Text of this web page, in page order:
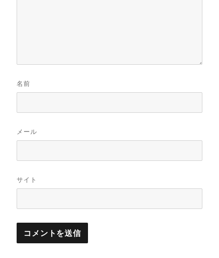
名前
メール
サイト